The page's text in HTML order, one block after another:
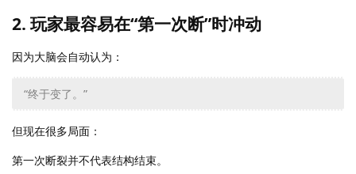
2. 玩家最容易在“第一次断”时冲动
因为大脑会自动认为：
“终于变了。”
但现在很多局面：
第一次断裂并不代表结构结束。